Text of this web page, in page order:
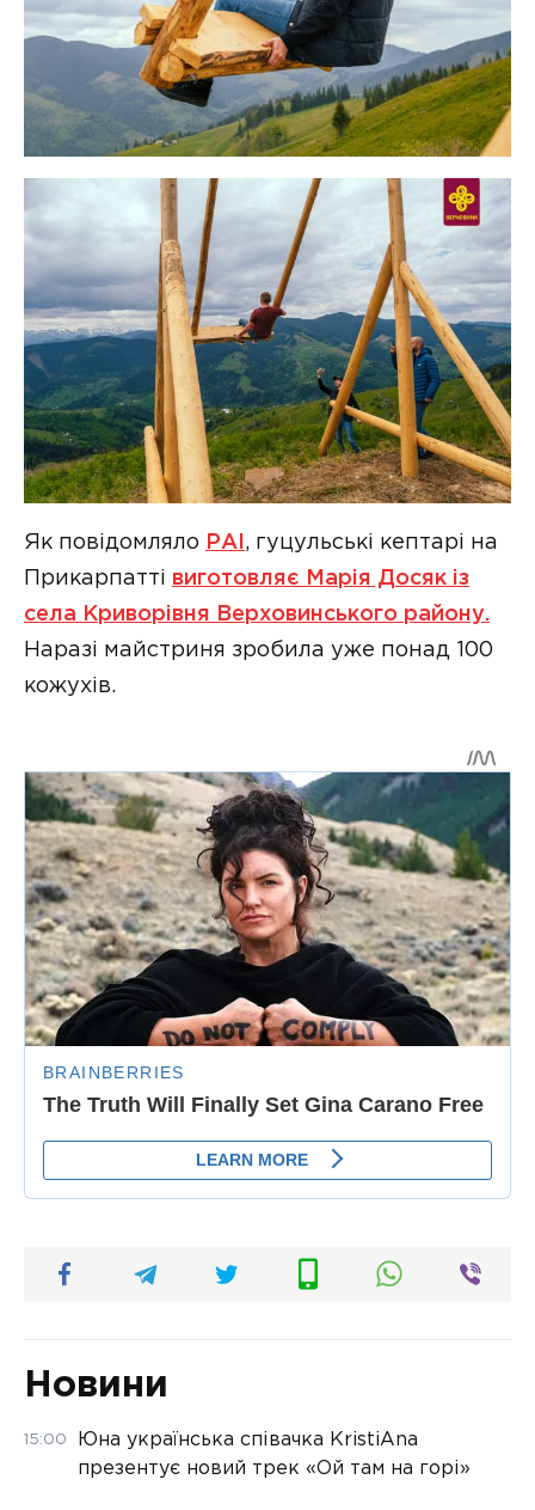
Як повідомляло РАІ , гуцульські кептарі на
Прикарпатті виготовляє Марія Досяк із
села Криворівня Верховинського району.
Наразі майстриня зробила уже понад 100
кожухів.
Новини
15:00
Юна українська співачка KristiAna
презентує новий трек «Ой там на горі»